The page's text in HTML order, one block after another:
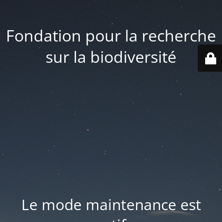
Fondation pour la recherche
sur la biodiversité
Le mode maintenance est